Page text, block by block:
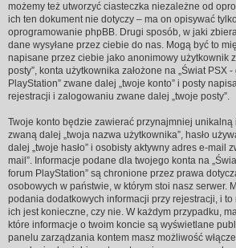
możemy też utworzyć ciasteczka niezależne od
ich ten dokument nie dotyczy – ma on opisywać
oprogramowanie phpBB. Drugi sposób, w jaki
dane wysyłane przez ciebie do nas. Mogą być to
napisane przez ciebie jako anonimowy użytkownik
posty”, konta użytkownika założone na „Świat PSX
PlayStation” zwane dalej „twoje konto” i posty
rejestracji i zalogowaniu zwane dalej „twoje posty”.
Twoje konto będzie zawierać przynajmniej
zwaną dalej „twoja nazwa użytkownika”, hasło
dalej „twoje hasło” i osobisty aktywny adres e-mail
mail”. Informacje podane dla twojego konta na
forum PlayStation” są chronione przez prawa
osobowych w państwie, w którym stoi nasz serwer.
podania dodatkowych informacji przy rejestracji, i to
ich jest konieczne, czy nie. W każdym przypadku,
które informacje o twoim koncie są wyświetlane
panelu zarządzania kontem masz możliwość